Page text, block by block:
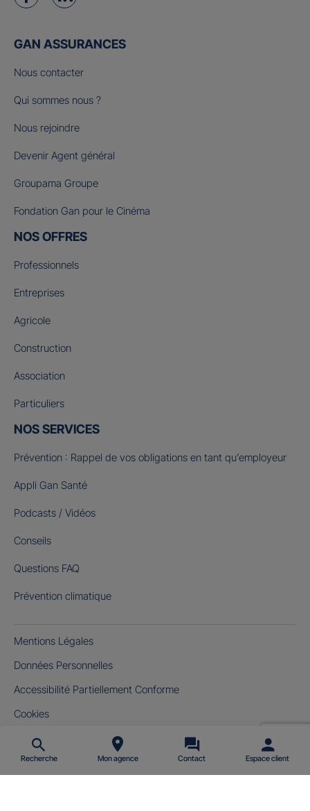
Recherche Mon agence Contact Espace client
GAN ASSURANCES
Nous contacter
Qui sommes nous ?
Nous rejoindre
Devenir Agent général
Groupama Groupe
Fondation Gan pour le Cinéma
NOS OFFRES
Professionnels
Entreprises
Agricole
Construction
Association
Particuliers
NOS SERVICES
Prévention : Rappel de vos obligations en tant qu’employeur
Appli Gan Santé
Podcasts / Vidéos
Conseils
Questions FAQ
Prévention climatique
Mentions Légales
Données Personnelles
Accessibilité Partiellement Conforme
Cookies
Gérer mes cookies